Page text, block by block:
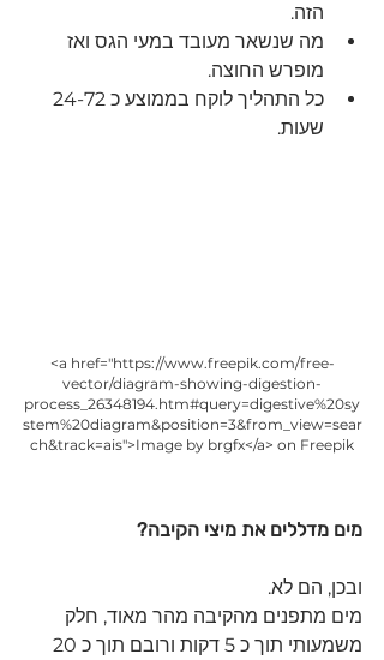
הזה.
מה שנשאר מעובד במעי הגס ואז
מופרש החוצה.
שעות.
<a href="https://www.freepik.com/free-
vector/diagram-showing-digestion-
process_26348194.htm#query=digestive%20sy
stem%20diagram&position=3&from_view=sear
ch&track=ais">Image by brgfx</a> on Freepik
מים מדללים את מיצי הקיבה?
ובכן, הם לא.
מים מתפנים מהקיבה מהר מאוד, חלק